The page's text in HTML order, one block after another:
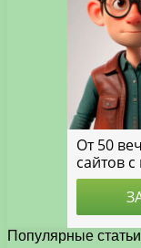
Популярные статьи